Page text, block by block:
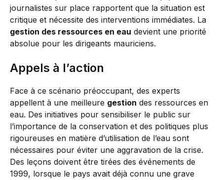
journalistes sur place rapportent que la situation est
critique et nécessite des interventions immédiates. La
gestion des ressources en eau devient une priorité
absolue pour les dirigeants mauriciens.
Appels à l’action
Face à ce scénario préoccupant, des experts
appellent à une meilleure gestion des ressources en
eau. Des initiatives pour sensibiliser le public sur
l’importance de la conservation et des politiques plus
rigoureuses en matière d’utilisation de l’eau sont
nécessaires pour éviter une aggravation de la crise.
Des leçons doivent être tirées des événements de
1999, lorsque le pays avait déjà connu une grave